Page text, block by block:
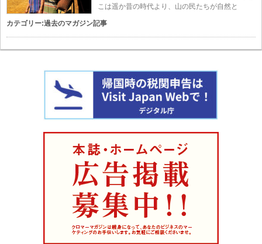
こは遥か昔の時代より、山の民たちが自然と
カテゴリー:過去のマガジン記事